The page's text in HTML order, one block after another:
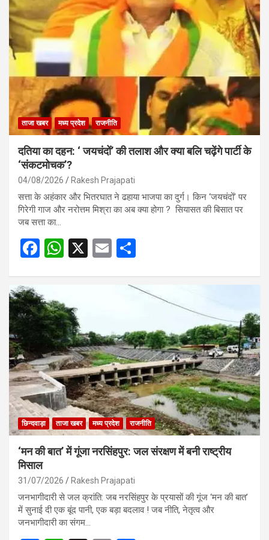
ताजा खबर मध्य प्रदेश राजनीति
दतिया का दहन: ‘ जयचंदों’ की तलाश और क्या बलि चढ़ेंगे पार्टी के
‘संकटमोचक’?
04/08/2026 Rakesh Prajapati
सत्ता के अहंकार और भितरघात ने ढहाया भाजपा का दुर्ग। किन ‘जयचंदों’ पर
गिरेगी गाज और नरोत्तम मिश्रा का अब क्या होगा ? सियासत की बिसात पर
जब सत्ता का…
F
b
o
o
k
W
s
A
p
p
X
E
ail ar
छिन्दवाड़ा ताजा खबर मध्य प्रदेश राजनीति
‘मन की बात’ में गूंजा नरसिंहपुर: जल संरक्षण में बनी राष्ट्रीय
मिसाल
31/07/2026 Rakesh Prajapati
जनभागीदारी से जल क्रांति: जब नरसिंहपुर के प्रयासों की गूंज ‘मन की बात’
में सुनाई दी एक बूंद पानी, एक बड़ा बदलाव ! जब नीति, नेतृत्व और
जनभागीदारी का संगम…